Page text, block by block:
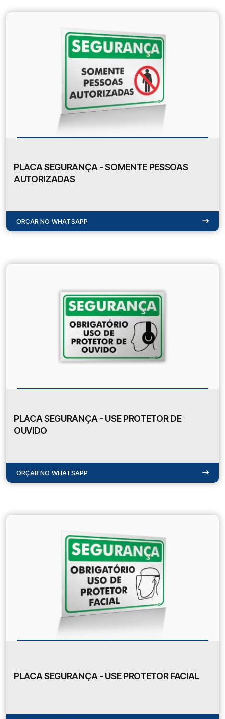
PLACA SEGURANÇA - SOMENTE PESSOAS
AUTORIZADAS
ORÇAR NO WHATSAPP
PLACA SEGURANÇA - USE PROTETOR DE
OUVIDO
ORÇAR NO WHATSAPP
PLACA SEGURANÇA - USE PROTETOR FACIAL